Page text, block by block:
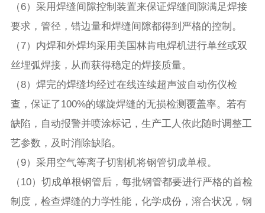
（6）采用焊缝间隙控制装置来保证焊缝间隙满足焊接
要求，管径，错边量和焊缝间隙都得到严格的控制。
（7）内焊和外焊均采用美国林肯电焊机进行单丝或双
丝埋弧焊接，从而获得稳定的焊接质量。
（8）焊完的焊缝均经过在线连续超声波自动伤仪检
查，保证了100%的螺旋焊缝的无损检测覆盖率。若有
缺陷，自动报警并喷涂标记，生产工人依此随时调整工
艺参数，及时消除缺陷。
（9）采用空气等离子切割机将钢管切成单根。
（10）切成单根钢管后，每批钢管都要进行严格的首检
制度，检查焊缝的力学性能，化学成份，溶合状况，钢